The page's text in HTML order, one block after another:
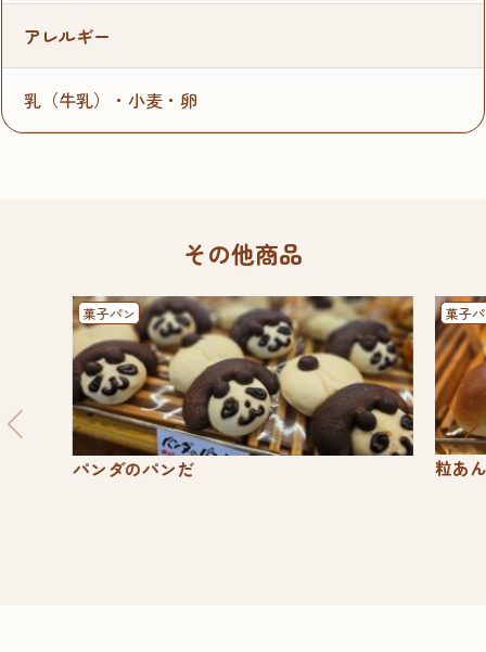
アレルギー
乳（牛乳）・小麦・卵
その他商品
パンダのパンだ
菓子パン
粒あ
菓子